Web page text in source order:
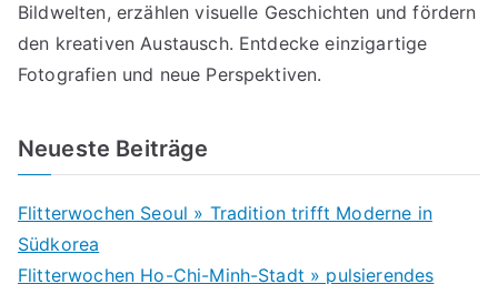
Bildwelten, erzählen visuelle Geschichten und fördern
den kreativen Austausch. Entdecke einzigartige
Fotografien und neue Perspektiven.
Neueste Beiträge
Flitterwochen Seoul » Tradition trifft Moderne in
Südkorea
Flitterwochen Ho-Chi-Minh-Stadt » pulsierendes